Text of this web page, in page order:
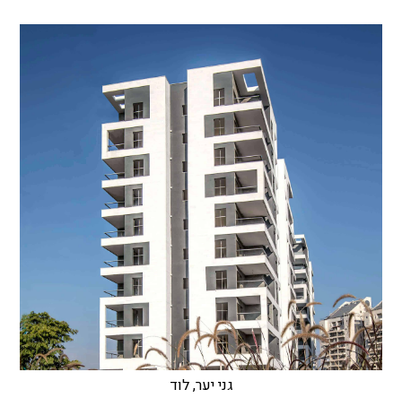
גני יער, לוד